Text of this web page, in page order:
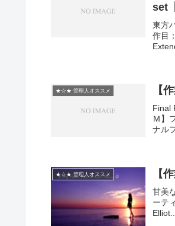
set
東方
作目
★☆★ 管理人オススメ 【
Final
Ｍ】
ナル
★☆★ 管理人オススメ 【
甘美
ーテ
Elliot...